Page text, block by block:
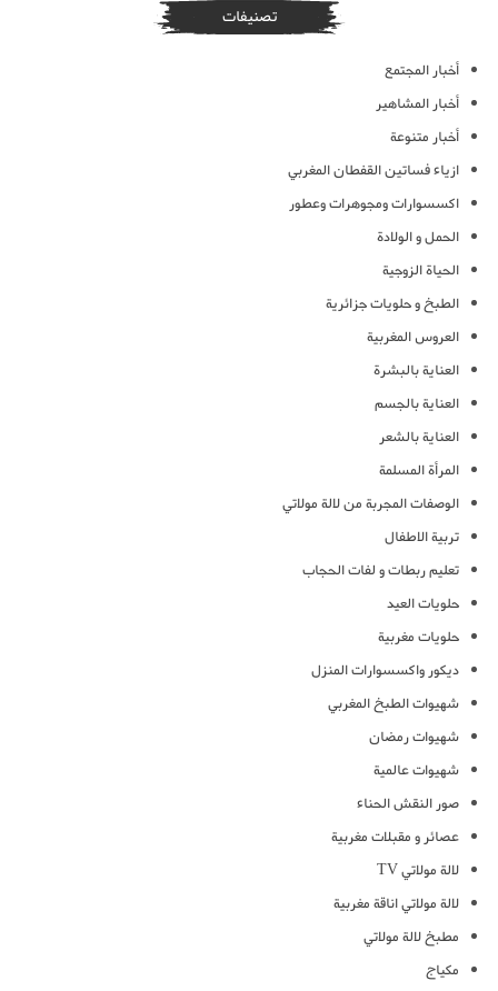
تصنيفات
أخبار المجتمع
أخبار المشاهير
أخبار متنوعة
ازياء فساتين القفطان المغربي
اكسسوارات ومجوهرات وعطور
الحمل و الولادة
الحياة الزوجية
الطبخ و حلويات جزائرية
العروس المغربية
العناية بالبشرة
العناية بالجسم
العناية بالشعر
المرأة المسلمة
الوصفات المجربة من لالة مولاتي
تربية الاطفال
تعليم ربطات و لفات الحجاب
حلويات العيد
حلويات مغربية
ديكور واكسسوارات المنزل
شهيوات الطبخ المغربي
شهيوات رمضان
شهيوات عالمية
صور النقش الحناء
عصائر و مقبلات مغربية
لالة مولاتي TV
لالة مولاتي اناقة مغربية
مطبخ لالة مولاتي
مكياج